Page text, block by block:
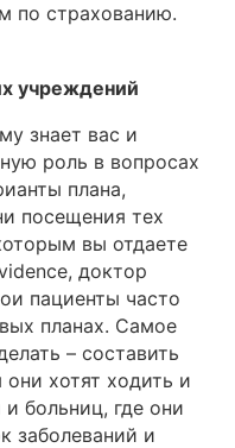
по страхованию.
учреждений
знает вас и
роль в вопросах
плана,
посещения тех
вы отдаете
доктор
пациенты часто
планах. Самое
– составить
хотят ходить и
больниц, где они
заболеваний и